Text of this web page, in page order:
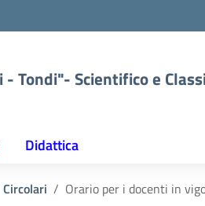
- Tondi"- Scientifico e
Didattica
Circolari Orario per i docenti in